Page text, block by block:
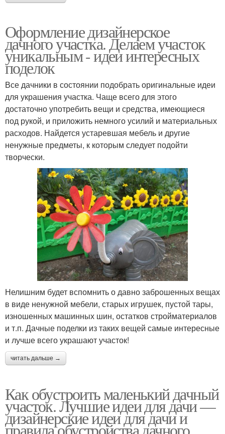
Оформление дизайнерское
дачного участка. Делаем участок
уникальным - идеи интересных
поделок
Все дачники в состоянии подобрать оригинальные идеи
для украшения участка. Чаще всего для этого
достаточно употребить вещи и средства, имеющиеся
под рукой, и приложить немного усилий и материальных
расходов. Найдется устаревшая мебель и другие
ненужные предметы, к которым следует подойти
творчески.
Нелишним будет вспомнить о давно заброшенных вещах
в виде ненужной мебели, старых игрушек, пустой тары,
изношенных машинных шин, остатков стройматериалов
и т.п. Дачные поделки из таких вещей самые интересные
и лучше всего украшают участок!
читать дальше →
Как обустроить маленький дачный
участок. Лучшие идеи для дачи —
дизайнерские идеи для дачи и
правила обустройства дачного